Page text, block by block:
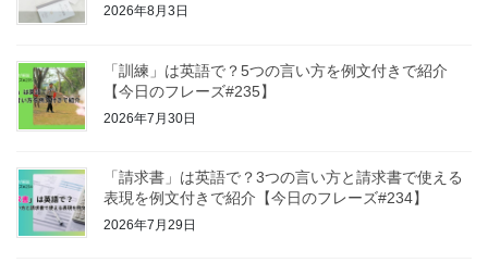
2026年8月3日
「訓練」は英語で？5つの言い方を例文付きで紹介
【今日のフレーズ#235】
2026年7月30日
「請求書」は英語で？3つの言い方と請求書で使える
表現を例文付きで紹介【今日のフレーズ#234】
2026年7月29日